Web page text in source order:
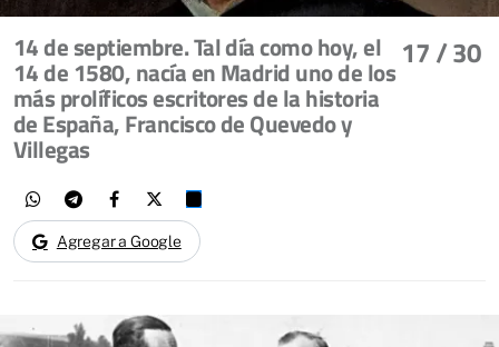
17/ 30
14 de septiembre. Tal día como hoy, el
14 de 1580, nacía en Madrid uno de los
más prolíficos escritores de la historia
de España, Francisco de Quevedo y
Villegas
Agregar a Google